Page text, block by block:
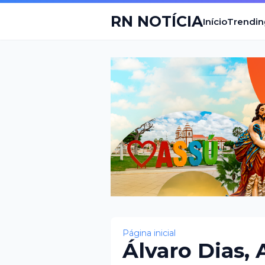
RN NOTÍCIAInício
Página inicial
Álvaro Dias,